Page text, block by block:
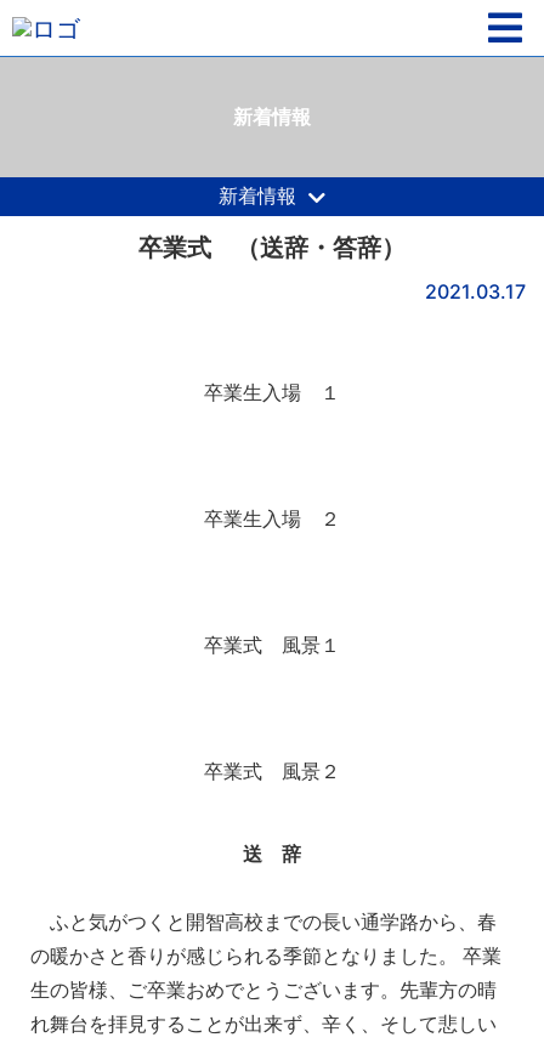
新着情報
新着情報
卒業式 （送辞・答辞）
2021.03.17
卒業生入場 １
卒業生入場 ２
卒業式 風景１
卒業式 風景２
送 辞
ふと気がつくと開智高校までの長い通学路から、春
の暖かさと香りが感じられる季節となりました。 卒業
生の皆様、ご卒業おめでとうございます。先輩方の晴
れ舞台を拝見することが出来ず、辛く、そして悲しい